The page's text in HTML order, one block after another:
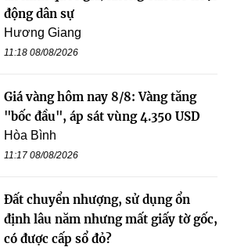
động dân sự
Hương Giang
11:18 08/08/2026
Giá vàng hôm nay 8/8: Vàng tăng
"bốc đầu", áp sát vùng 4.350 USD
Hòa Bình
11:17 08/08/2026
Đất chuyển nhượng, sử dụng ổn
định lâu năm nhưng mất giấy tờ gốc,
có được cấp sổ đỏ?